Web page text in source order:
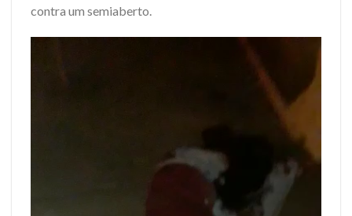
contra um semiaberto.